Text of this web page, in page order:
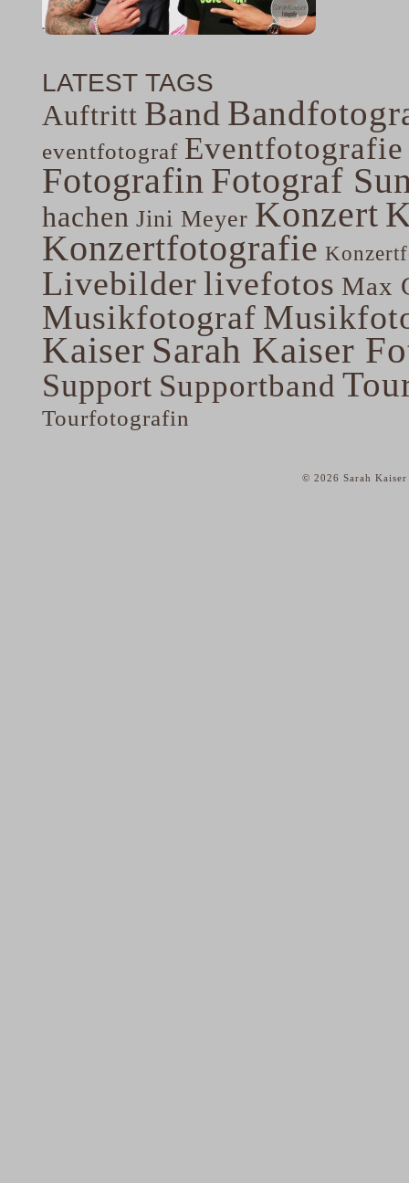
LATEST TAGS
Auftritt Band
eventfotograf Eventfotografie
Fotografin Fotograf
hachen Jini Meyer Konzert
Konzertfotografie
Livebilderlivefotos Max
Musikfotograf
Kaiser Sarah Kaiser
Support Supportband
Tourfotografin
© 2026 Sarah